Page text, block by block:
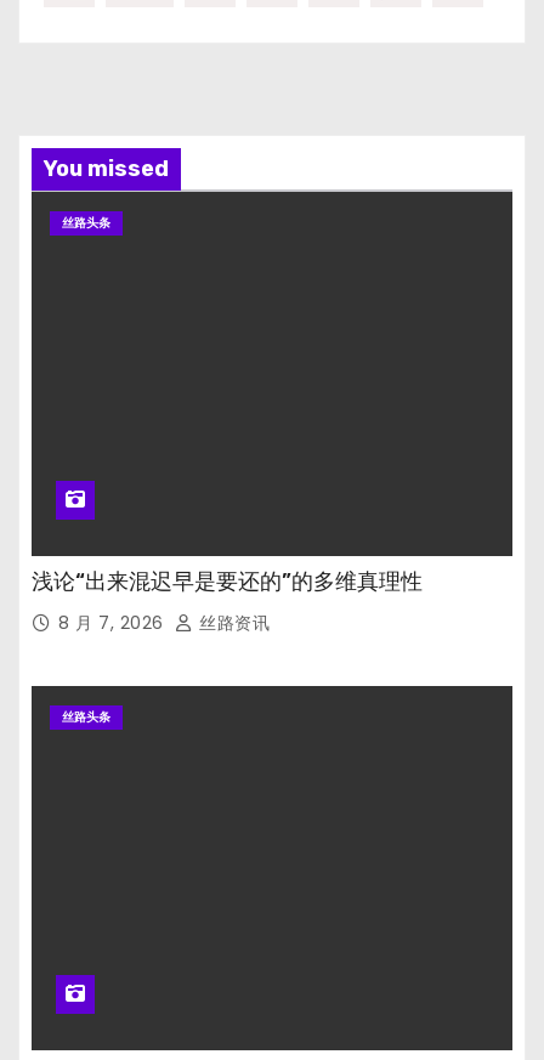
You missed
丝路头条
浅论“出来混迟早是要还的”的多维真理性
8 月 7, 2026 丝路资讯
丝路头条